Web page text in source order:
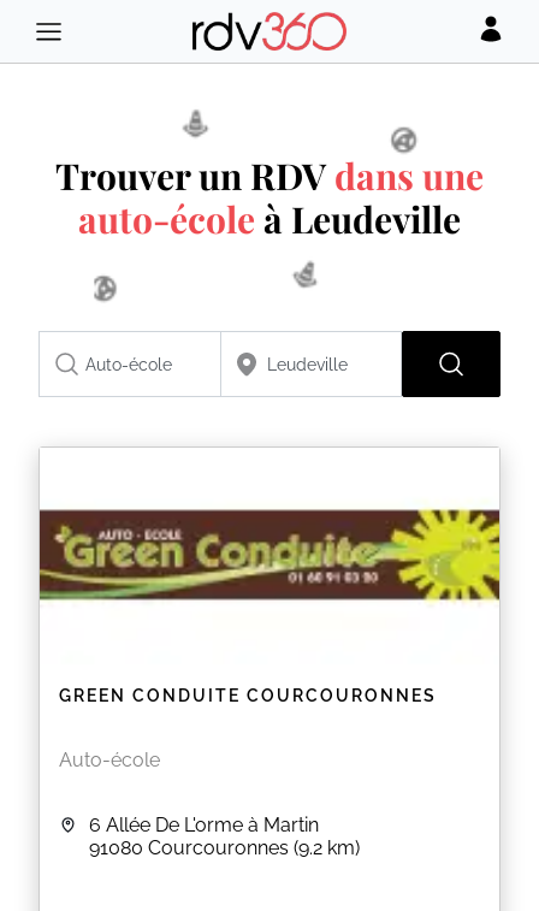
Trouver un RDVdans une
auto-école à Leudeville
GREEN CONDUITE COURCOURONNES
Auto-école
6 Allée De L'orme à Martin
91080 Courcouronnes (9.2 km)